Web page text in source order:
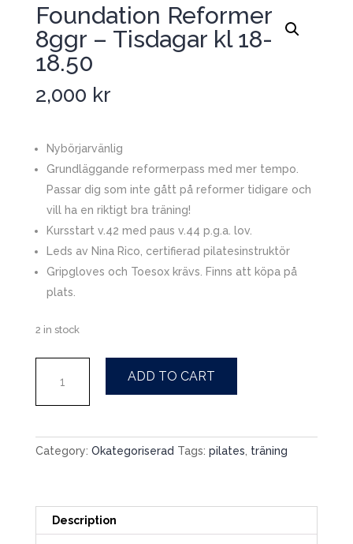
Foundation Reformer
8ggr – Tisdagar kl 18-
18.50
2,000 kr
Nybörjarvänlig
Grundläggande reformerpass med mer tempo.
Passar dig som inte gått på reformer tidigare och
vill ha en riktigt bra träning!
Kursstart v.42 med paus v.44 p.g.a. lov.
Leds av Nina Rico, certifierad pilatesinstruktör
Gripgloves och Toesox krävs. Finns att köpa på
plats.
2 in stock
Reformer
Tisdagar
kl
quantity
ADD TO CART
r
n
i
Category: Okategoriserad Tags: pilates träning
Description